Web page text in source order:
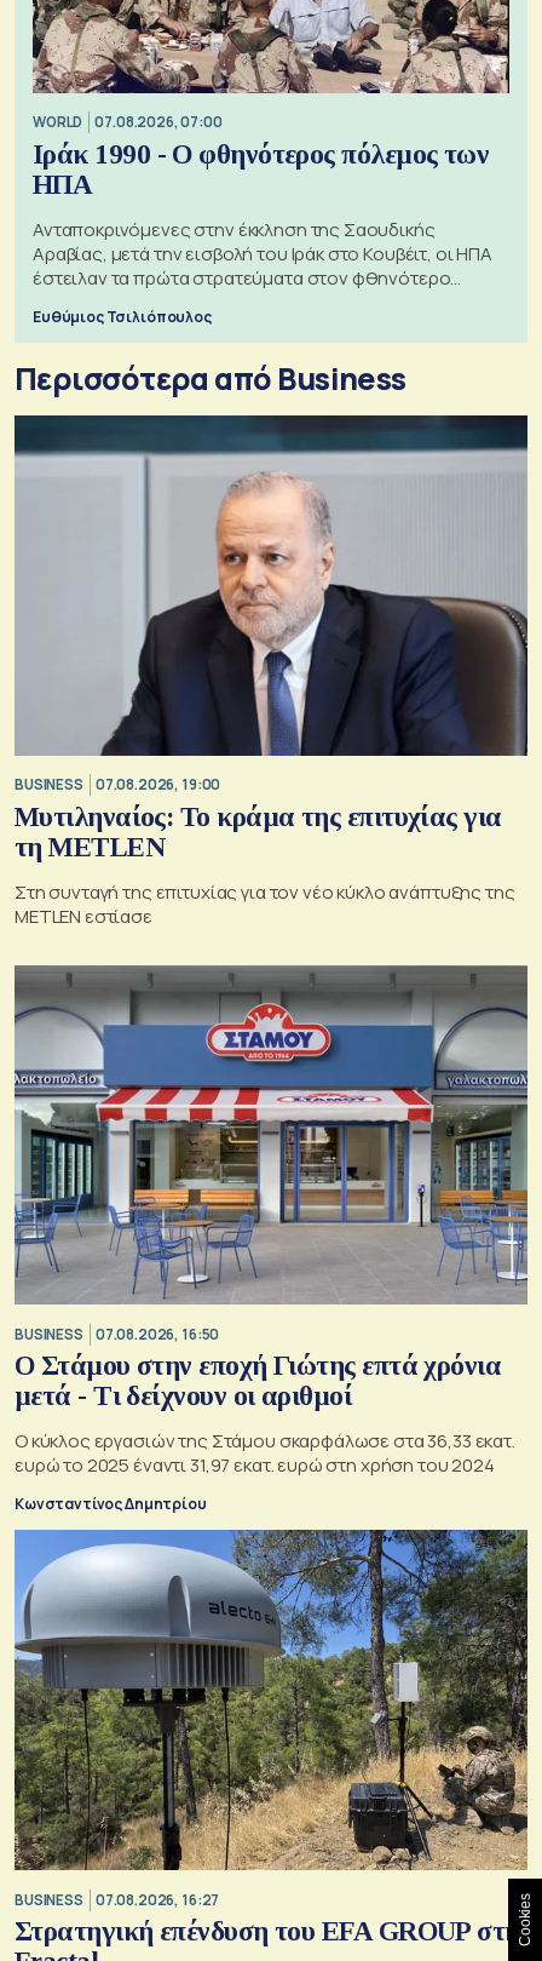
WORLD 07.08.2026, 07:00
Ιράκ 1990 - Ο φθηνότερος πόλεμος των
ΗΠΑ
Ανταποκρινόμενες στην έκκληση της Σαουδικής
Αραβίας, μετά την εισβολή του Ιράκ στο Κουβέιτ, οι ΗΠΑ
έστειλαν τα πρώτα στρατεύματα στον φθηνότερο
Ευθύμιος Τσιλιόπουλος
Περισσότερα από Business
BUSINESS 07.08.2026, 19:00
Μυτιληναίος: Το κράμα της επιτυχίας για
τη METLEN
Στη συνταγή της επιτυχίας για τον νέο κύκλο ανάπτυξης της
METLEN εστίασε
BUSINESS 07.08.2026, 16:50
Ο Στάμου στην εποχή Γιώτης επτά χρόνια
μετά - Τι δείχνουν οι αριθμοί
Ο κύκλος εργασιών της Στάμου σκαρφάλωσε στα 36,33 εκατ.
ευρώ το 2025 έναντι 31,97 εκατ. ευρώ στη χρήση του 2024
Κωνσταντίνος Δημητρίου
BUSINESS 07.08.2026, 16:27
Στρατηγική επένδυση του EFA GROUP στηCookies